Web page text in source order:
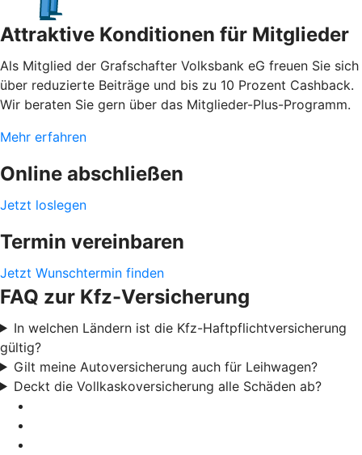
Attraktive Konditionen für Mitglieder
Als Mitglied der Grafschafter Volksbank eG freuen Sie sich
über reduzierte Beiträge und bis zu 10 Prozent Cashback.
Wir beraten Sie gern über das Mitglieder-Plus-Programm.
Mehr erfahren
Online abschließen
Jetzt loslegen
Termin vereinbaren
Jetzt Wunschtermin finden
FAQ zur Kfz-Versicherung
In welchen Ländern ist die Kfz-Haftpflichtversicherung
gültig?
Gilt meine Autoversicherung auch für Leihwagen?
Deckt die Vollkaskoversicherung alle Schäden ab?